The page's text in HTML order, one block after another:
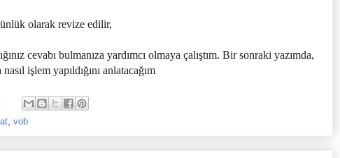
olarak revize edilir,
cevabı bulmanıza yardımcı olmaya çalıştım. Bir sonraki yazımda,
işlem yapıldığını anlatacağım
vob